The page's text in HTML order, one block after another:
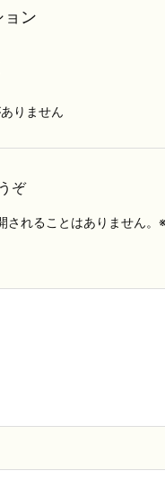
ョン
りません
ぞ
されることはありません。 ※